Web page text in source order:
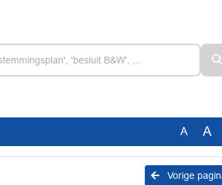
A A
Vorige